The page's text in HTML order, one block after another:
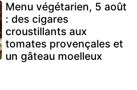
Menu végétarien, 5 août
: des cigares
croustillants aux
tomates provençales et
un gâteau moelleux